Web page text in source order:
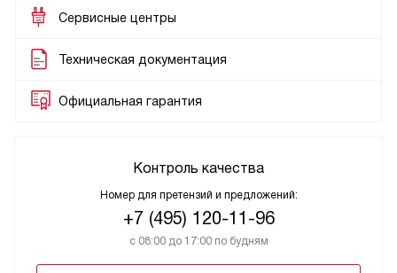
Сервисные центры
Техническая документация
Официальная гарантия
Контроль качества
Номер для претензий и предложений:
+7 (495) 120-11-96
с 08:00 до 17:00 по будням